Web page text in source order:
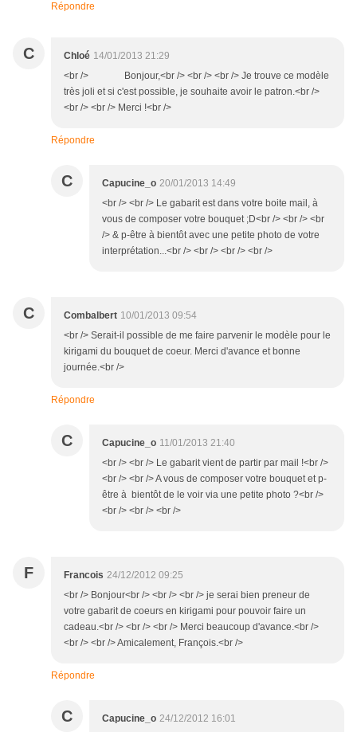
Répondre
C Chloé 14/01/2013 21:29
<br /> Bonjour,<br /> <br /> <br /> Je trouve ce modèle
très joli et si c'est possible, je souhaite avoir le patron.<br />
<br /> <br /> Merci !<br />
Répondre
C Capucine_o 20/01/2013 14:49
<br /> <br /> Le gabarit est dans votre boite mail, à
vous de composer votre bouquet ;D<br /> <br /> <br
/> & p-être à bientôt avec une petite photo de votre
interprétation...<br /> <br /> <br /> <br />
C Combalbert 10/01/2013 09:54
<br /> Serait-il possible de me faire parvenir le modèle pour le
kirigami du bouquet de coeur. Merci d'avance et bonne
journée.<br />
Répondre
C Capucine_o 11/01/2013 21:40
<br /> <br /> Le gabarit vient de partir par mail !<br />
<br /> <br /> A vous de composer votre bouquet et p-
être à bientôt de le voir via une petite photo ?<br />
<br /> <br /> <br />
F Francois 24/12/2012 09:25
<br /> Bonjour<br /> <br /> <br /> je serai bien preneur de
votre gabarit de coeurs en kirigami pour pouvoir faire un
cadeau.<br /> <br /> <br /> Merci beaucoup d'avance.<br />
<br /> <br /> Amicalement, François.<br />
Répondre
C Capucine_o 24/12/2012 16:01